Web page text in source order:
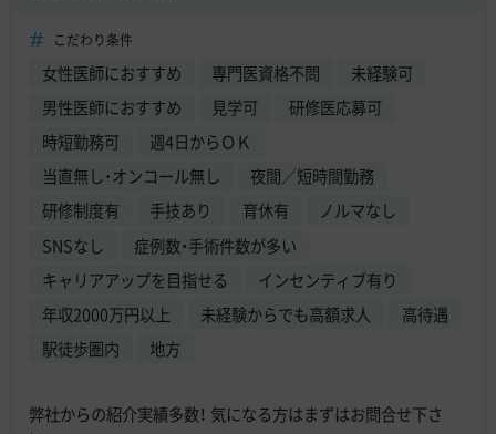
こだわり条件
女性医師におすすめ 専門医資格不問
未経験可
男性医師におすすめ
見学可
研修医応募可
時短勤務可
週4日からＯＫ
当直無し・オンコール無し
夜間／短時間勤務
研修制度有
手技あり 育休有
ノルマなし
SNSなし
症例数・手術件数が多い
キャリアアップを目指せる
インセンティブ有り
年収2000万円以上
未経験からでも高額求人
高待遇
駅徒歩圏内
地方
弊社からの紹介実績多数！ 気になる方はまずはお問合せ下さ